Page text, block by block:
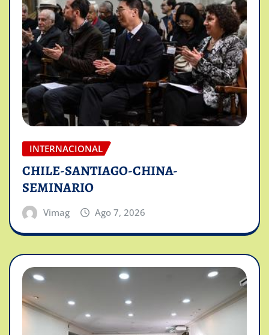
INTERNACIONAL
CHILE-SANTIAGO-CHINA-
SEMINARIO
Vimag Ago 7, 2026